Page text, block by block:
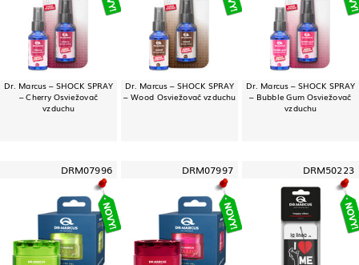
Dr. Marcus – SHOCK SPRAY
– Cherry Osviežovač
vzduchu
Dr. Marcus – SHOCK SPRAY
– Wood Osviežovač vzduchu
Dr. Marcus – SHOCK SPRAY
– Bubble Gum Osviežovač
vzduchu
DRM07996 DRM07997 DRM50223